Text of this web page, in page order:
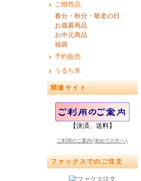
ご贈答品
春分・秋分・敬老の日
お歳暮商品
お中元商品
福袋
予約販売
うるち米
関連サイト
【決済、送料】
ご利用のご案内(初めての方へ)
ファックスでのご注文